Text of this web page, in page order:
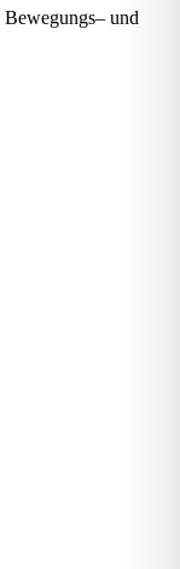
Bewegungs– und